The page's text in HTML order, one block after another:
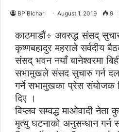
BP Bichar August 1, 2019 9
काठमाडौं÷ अवरुद्ध संसद्
कृष्णबहादुर महराले सर्वदीय
संसद् भवन नयाँ बानेश्वरमा
सभामुखले संसद सुचारु गर्न
गर्ने सभामुखका प्रेस संयोजक
दिए ।
विप्लव सम्वद्ध माओवादी नेता
मृत्यु घटनाको अनुसन्धान गर्न